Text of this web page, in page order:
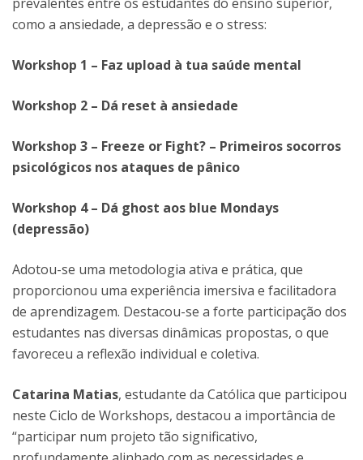
como a ansiedade, a depressão e o stress:
Workshop 1 – Faz upload à tua saúde mental
Workshop 2 – Dá reset à ansiedade
Workshop 3 – Freeze or Fight? – Primeiros socorros
psicológicos nos ataques de pânico
Workshop 4 – Dá ghost aos blue Mondays
(depressão)
Adotou-se uma metodologia ativa e prática, que
proporcionou uma experiência imersiva e facilitadora
de aprendizagem. Destacou-se a forte participação dos
estudantes nas diversas dinâmicas propostas, o que
favoreceu a reflexão individual e coletiva.
Catarina Matias, estudante da Católica que participou
neste Ciclo de Workshops, destacou a importância de
“participar num projeto tão significativo,